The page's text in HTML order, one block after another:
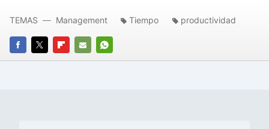
FACEBOOK
TWITTERFLIPBOARD
E-
WHATSAPP
TEMAS Management Tiempo productividad